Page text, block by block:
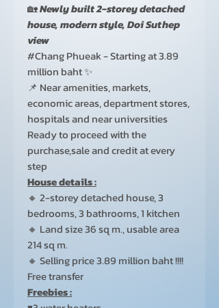
🏡Newly built 2-storey detached
house, modern style, Doi Suthep
view
#Chang Phueak - Starting at 3.89
million baht ✨
📌 Near amenities, markets,
economic areas, department stores,
hospitals and near universities
Ready to proceed with the
purchase,sale and credit at every
step
House details :
🔸 2-storey detached house, 3
bedrooms, 3 bathrooms, 1 kitchen
🔸 Land size 36 sq m., usable area
214 sq m.
🔸 Selling price 3.89 million baht !!!!
Free transfer
Freebies: